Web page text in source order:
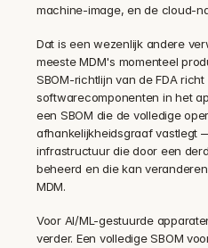
machine-image, en de cloud-
Dat is een wezenlijk andere
meeste MDM's momenteel
SBOM-richtlijn van de FDA
softwarecomponenten in het
een SBOM die de volledige
afhankelijkheidsgraaf vastlegt
infrastructuur die door een
beheerd en die kan
MDM.
Voor AI/ML-gestuurde
verder. Een volledige SBOM